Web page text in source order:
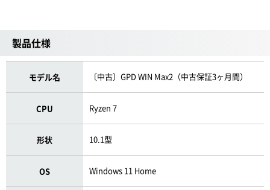
製品仕様
モデル名 〔中古〕GPD WIN Max2（中古保証3ヶ月間）
CPU Ryzen 7
形状 10.1型
OS Windows 11 Home